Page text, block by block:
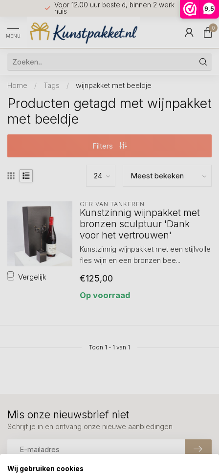
9,5
Voor 12.00 uur besteld, binnen 2 werkdagen in
7 dagen
9.5
MENU
0
Home / Tags / wijnpakket met beeldje
Producten getagd met wijnpakket
met beeldje
Filters
Vergelijk
GER VAN TANKEREN
Kunstzinnig wijnpakket met
bronzen sculptuur 'Dank
voor het vertrouwen'
Kunstzinnig wijnpakket met een stijlvolle
fles wijn en een bronzen bee...
€125,00
Op voorraad
Toon 1 - 1 van 1
Mis onze nieuwsbrief niet
Schrijf je in en ontvang onze nieuwe aanbiedingen
Wij gebruiken cookies